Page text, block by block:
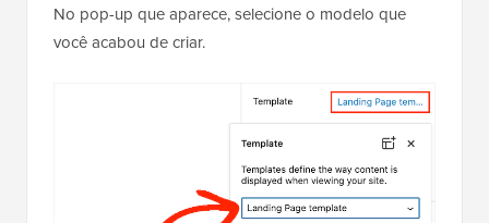
No pop-up que aparece, selecione o modelo que
você acabou de criar.